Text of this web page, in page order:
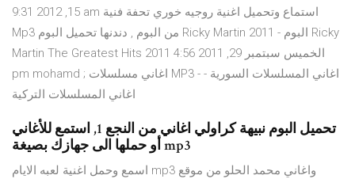
15, 2012 9:31 am استماع وتحميل اغنية روجيه خوري تحفة فنية
Mp3 من البوم , دندنها تحميل البوم Ricky Martin 2011 - البوم Ricky
Martin The Greatest Hits 2011 الخميس سبتمبر 29, 2011 4:56
pm mohamd ; اغاني مسلسلات MP3 - اغاني المسلسلات السورية -
اغاني المسلسلات التركية
تحميل البوم نبيهة كراولي اغاني من النجع 1, استمع للأغاني
أو حملها الى جهازك بصيغة mp3
اسمع وحمل اغنية لعبه الايام mp3 واغاني محمد الحلو من موقع